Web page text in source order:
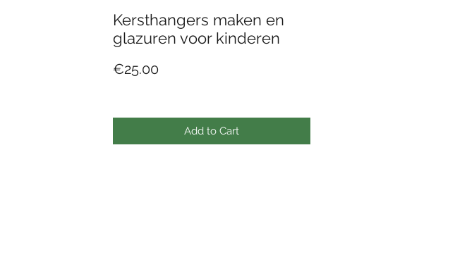
Kersthangers maken en
glazuren voor kinderen
€25.00Price
Add to Cart